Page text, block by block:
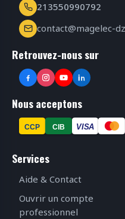
213550990792
contact@magelec-
Retrouvez-nous sur
Nous acceptons
CCP CIB VISA
Services
Aide & Contact
Ouvrir un compte
professionnel